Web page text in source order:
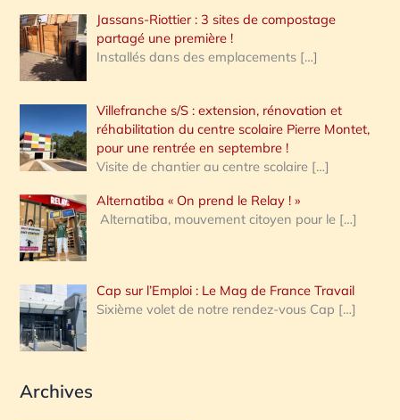
Jassans-Riottier : 3 sites de compostage
partagé une première !
Installés dans des emplacements […]
Villefranche s/S : extension, rénovation et
réhabilitation du centre scolaire Pierre Montet,
pour une rentrée en septembre !
Visite de chantier au centre scolaire […]
Alternatiba « On prend le Relay ! »
Alternatiba, mouvement citoyen pour le […]
Cap sur l’Emploi : Le Mag de France Travail
Sixième volet de notre rendez-vous Cap […]
Archives